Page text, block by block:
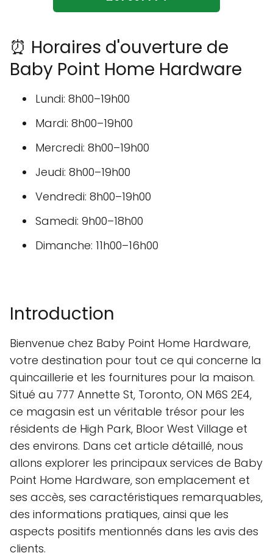
⏰ Horaires d'ouverture de
Baby Point Home Hardware
Lundi: 8h00–19h00
Mardi: 8h00–19h00
Mercredi: 8h00–19h00
Jeudi: 8h00–19h00
Vendredi: 8h00–19h00
Samedi: 9h00–18h00
Dimanche: 11h00–16h00
Introduction
Bienvenue chez Baby Point Home Hardware,
votre destination pour tout ce qui concerne la
quincaillerie et les fournitures pour la maison.
Situé au 777 Annette St, Toronto, ON M6S 2E4,
ce magasin est un véritable trésor pour les
résidents de High Park, Bloor West Village et
des environs. Dans cet article détaillé, nous
allons explorer les principaux services de Baby
Point Home Hardware, son emplacement et
ses accès, ses caractéristiques remarquables,
des informations pratiques, ainsi que les
aspects positifs mentionnés dans les avis des
clients.